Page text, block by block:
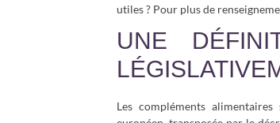
utiles ? Pour plus de
UNE
Les compléments